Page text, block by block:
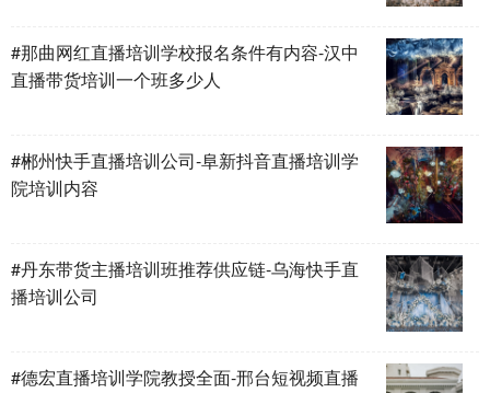
#那曲网红直播培训学校报名条件有内容-汉中
直播带货培训一个班多少人
#郴州快手直播培训公司-阜新抖音直播培训学
院培训内容
#丹东带货主播培训班推荐供应链-乌海快手直
播培训公司
#德宏直播培训学院教授全面-邢台短视频直播